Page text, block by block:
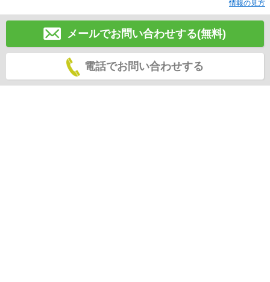
情報の見方
メールでお問い合わせする(無料)
電話でお問い合わせする